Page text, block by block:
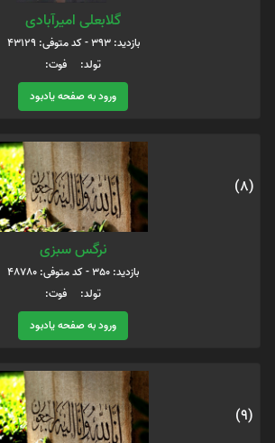
گلابعلی امیرآبادی
بازدید: 393 - کد متوفی: 43129
تولد: فوت:
ورود به صفحه یادبود
(8)
نرگس سبزی
بازدید: 350 - کد متوفی: 48780
تولد: فوت:
ورود به صفحه یادبود
(9)